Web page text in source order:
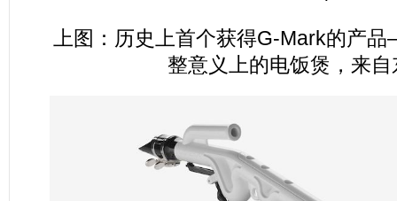
上图：历史上首个获得G-Mark的产
整意义上的电饭煲，来自